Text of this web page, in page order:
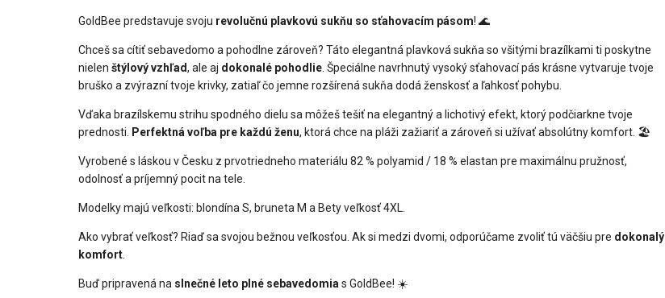
GoldBee predstavuje svoju revolučnú plavkovú sukňu so sťahovacím pásom! 🌊
Chceš sa cítiť sebavedomo a pohodlne zároveň? Táto elegantná plavková sukňa so všitými brazílkami ti poskytne
nielen štýlový vzhľad, ale aj dokonalé pohodlie . Špeciálne navrhnutý vysoký sťahovací pás krásne vytvaruje tvoje
bruško a zvýrazní tvoje krivky, zatiaľ čo jemne rozšírená sukňa dodá ženskosť a ľahkosť pohybu.
Vďaka brazílskemu strihu spodného dielu sa môžeš tešiť na elegantný a lichotivý efekt, ktorý podčiarkne tvoje
prednosti.
Perfektná voľba pre každú ženu, ktorá chce na pláži zažiariť a zároveň si užívať absolútny komfort. 🏖️
Vyrobené s láskou v Česku z prvotriedneho materiálu 82 % polyamid / 18 % elastan pre maximálnu pružnosť,
odolnosť a príjemný pocit na tele.
Modelky majú veľkosti: blondína S, bruneta M a Bety veľkosť 4XL.
Ako vybrať veľkosť? Riaď sa svojou bežnou veľkosťou. Ak si medzi dvomi, odporúčame zvoliť tú väčšiu pre dokonalý
komfort
Buď pripravená na slnečné leto plné sebavedomia s GoldBee! ☀️